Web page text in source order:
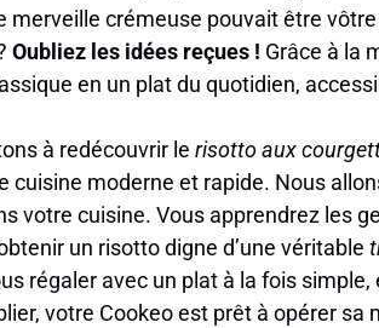
merveille crémeuse pouvait être
Oubliez les idées reçues ! Grâce à la
en un plat du quotidien,
à redécouvrir le risotto aux
cuisine moderne et rapide. Nous
votre cuisine. Vous apprendrez les
un risotto digne d’une véritable
régaler avec un plat à la fois
votre Cookeo est prêt à opérer sa